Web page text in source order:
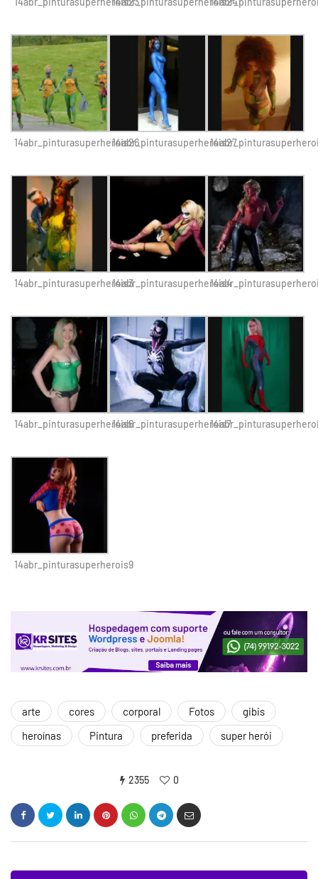
14abr_pinturasuperherois2614abr_pinturasuperherois27
14abr_pinturasuperherois314abr_pinturasuperherois4
14abr_pinturasuperherois614abr_pinturasuperherois7
14abr_pinturasuperherois9
arte cores corporal Fotos
gibis
heroínas
Pintura preferida super herói
2355 0